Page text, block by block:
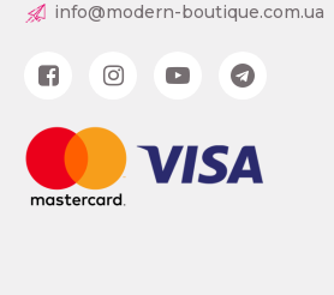
info@modern-boutique.com.ua